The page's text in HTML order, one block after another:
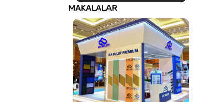
MAKALALAR